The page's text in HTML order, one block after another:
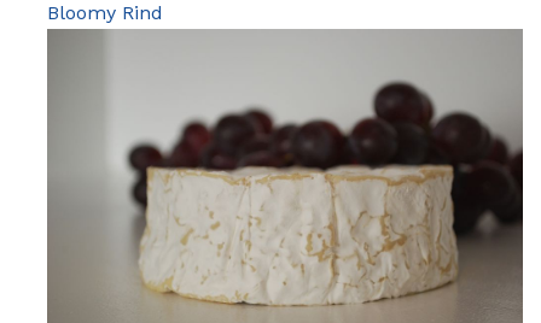
Bloomy Rind